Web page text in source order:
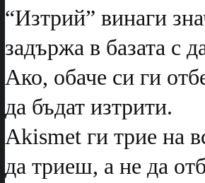
“Изтрий” винаги
задържа в базата с
Ако, обаче си ги
да бъдат изтрити.
Akismet ги трие на
да триеш, а не да